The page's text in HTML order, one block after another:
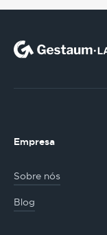
Empresa
Sobre nós
Blog